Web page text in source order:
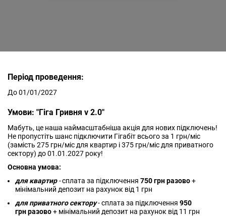
Період проведення:
До 01/01/2027
Умови: "Гіга Гривня v 2.0"
Мабуть, це наша наймасштабніша акція для нових підключень!
Не пропустіть шанс підключити Гігабіт всього за 1 грн/міс
(замість 275 грн/міс для квартир і 375 грн/міс для приватного
сектору) до 01.01.2027 року!
Основна умова:
для квартир-сплата за підключення 750 грн разово+
мінімальний депозит на рахунок від 1 грн
для приватного сектору- сплата за підключення 950
грн разово+ мінімальний депозит на рахунок від 11 грн